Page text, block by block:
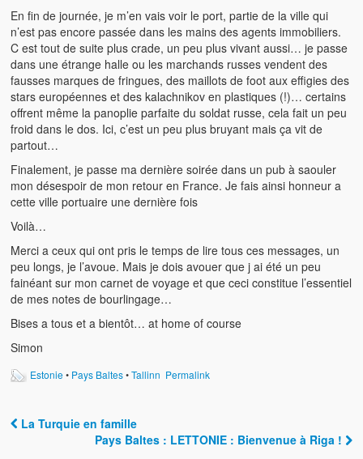
En fin de journée, je m’en vais voir le port, partie de la ville qui
n’est pas encore passée dans les mains des agents immobiliers.
C est tout de suite plus crade, un peu plus vivant aussi… je passe
dans une étrange halle ou les marchands russes vendent des
fausses marques de fringues, des maillots de foot aux effigies des
stars européennes et des kalachnikov en plastiques (!)… certains
offrent même la panoplie parfaite du soldat russe, cela fait un peu
froid dans le dos. Ici, c’est un peu plus bruyant mais ça vit de
partout…
Finalement, je passe ma dernière soirée dans un pub à saouler
mon désespoir de mon retour en France. Je fais ainsi honneur a
cette ville portuaire une dernière fois
Voilà…
Merci a ceux qui ont pris le temps de lire tous ces messages, un
peu longs, je l’avoue. Mais je dois avouer que j ai été un peu
fainéant sur mon carnet de voyage et que ceci constitue l’essentiel
de mes notes de bourlingage…
Bises a tous et a bientôt… at home of course
Simon
Estonie• Pays Baltes•Tallinn Permalink
Post navigation
La Turquie en famille
Pays Baltes : LETTONIE : Bienvenue à Riga !